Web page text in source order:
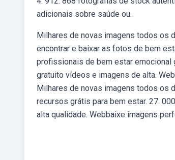
adicionais sobre saúde ou.
Milhares de novas imagens todos os
encontrar e baixar as fotos de bem
profissionais de bem estar emocional
gratuito vídeos e imagens de alta.
Milhares de novas imagens todos os
recursos grátis para bem estar. 27.
alta qualidade. Webbaixe imagens